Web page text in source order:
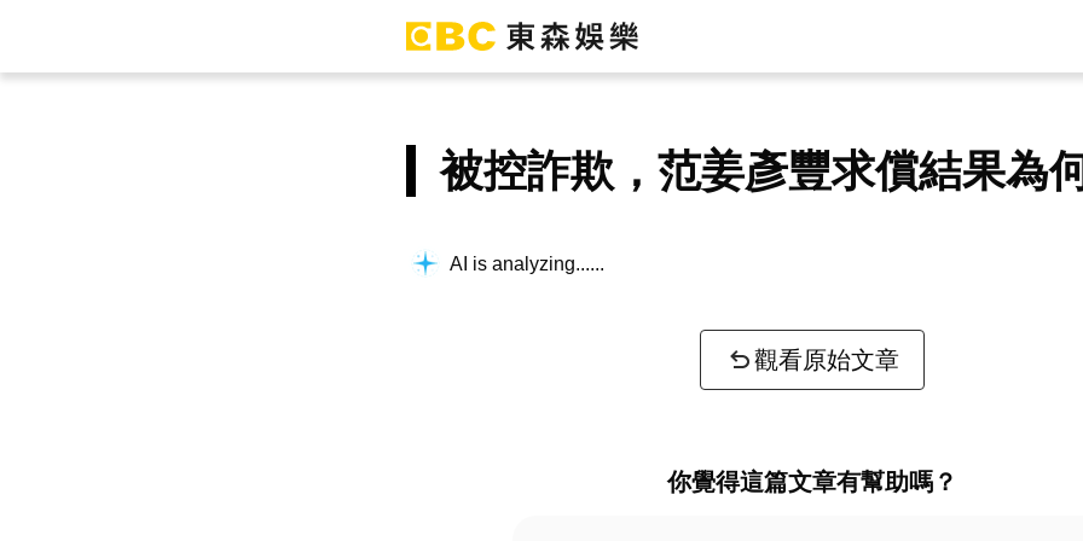
被控詐欺，范姜彥豐求償結果為
AI is analyzing...
觀看原始文章
你覺得這篇文章有幫助嗎？